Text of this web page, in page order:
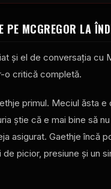
PE MCGREGOR LA
și el de conversația cu
o critică completă.
primul. Meciul ăsta e
știe că e mai bine să
asigurat. Gaethje încă
de picior, presiune și un